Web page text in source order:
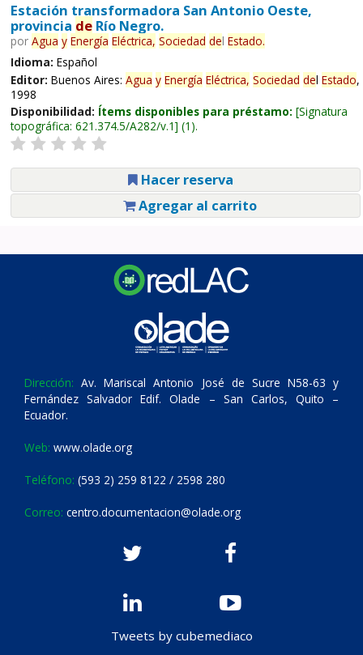
Estación transformadora San Antonio Oeste,
provincia deRío Negro.
por Agua y Energía Eléctrica, Sociedad del Estado.
Idioma: Español
Editor: Buenos Aires: Agua y Energía Eléctrica, Sociedad del Estado,
1998
Disponibilidad: Ítems disponibles para préstamo: Signatura
topográfica: 621.374.5/A282/v.1 (1).
Hacer reserva
Agregar al carrito
Dirección: Av. Mariscal Antonio José de Sucre N58-63 y
Fernández Salvador Edif. Olade – San Carlos, Quito –
Ecuador.
Web: www.olade.org
Teléfono: (593 2) 259 8122 / 2598 280
Correo: centro.documentacion@olade.org
Tweets by cubemediaco